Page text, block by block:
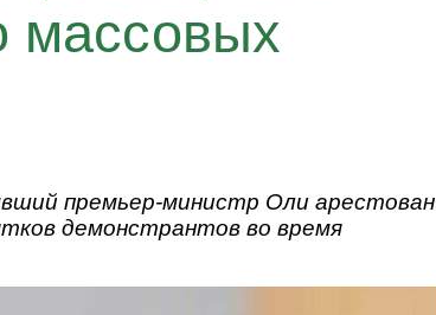
массовых
премьер-министр Оли арестован
демонстрантов во время